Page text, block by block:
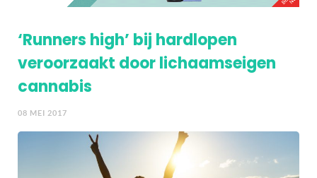
‘Runners high’ bij hardlopen
veroorzaakt door lichaamseigen
cannabis
08 MEI 2017